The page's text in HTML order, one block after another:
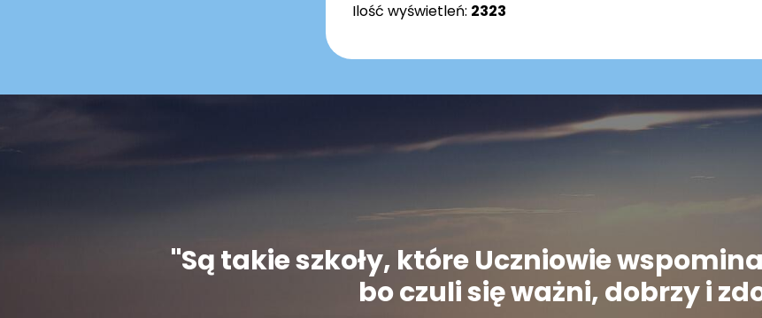
Ilość wyświetleń: 2323
"Są takie szkoły, które Uczniowie
bo czuli się ważni, dobrzy i